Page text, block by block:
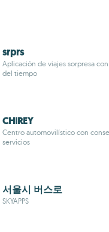
srprs
Aplicación de viajes sorpresa
del tiempo
CHIREY
Centro automovilístico con
servicios
서울시 버스로
SKYAPPS